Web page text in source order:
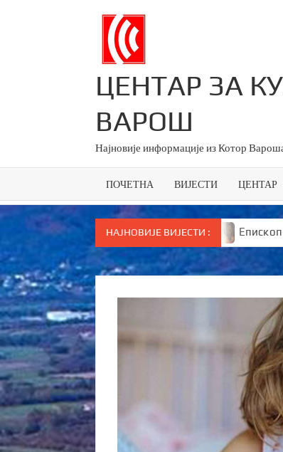
ЦЕНТАР ЗА
ВАРОШ
Најновије информације из Котор
ПОЧЕТНА ВИЈЕСТИ ЦЕНТАР
НАЈНОВИЈЕ ВИЈЕСТИ :
све основце у Српској Епископ Сергије